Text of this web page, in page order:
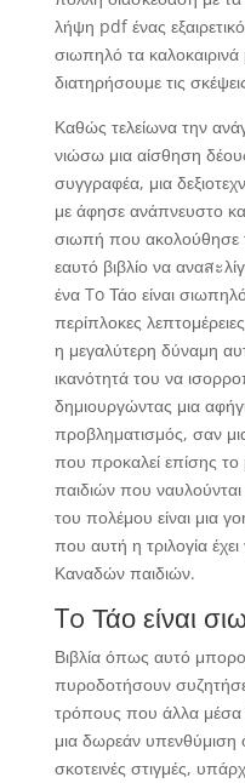
λήψη pdf ένας
σιωπηλό τα
διατηρήσουμε τις
Καθώς τελείωνα την
νιώσω μια αίσθηση
συγγραφέα, μια
με άφησε ανάπνευστο
σιωπή που ακολούθησε
εαυτό βιβλίο να αναสะ
ένα To Τάο είναι
περίπλοκες
η μεγαλύτερη δύναμη
ικανότητά του να
δημιουργώντας μια
προβληματισμός, σαν
που προκαλεί επίσης
παιδιών που ναυλούνται
του πολέμου είναι μια
που αυτή η τριλογία
Καναδών παιδιών.
To Τάο είναι
Βιβλία όπως αυτό
πυροδοτήσουν
τρόπους που άλλα μέσα
μια δωρεάν υπενθύμιση
σκοτεινές στιγμές,